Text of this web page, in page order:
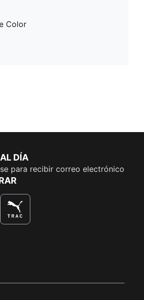
Color
DÍA
para recibir correo electrónico